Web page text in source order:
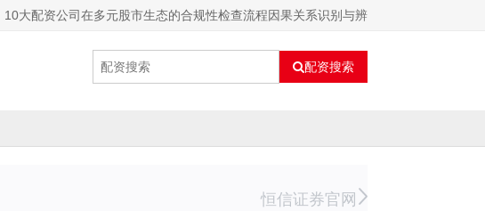
10大配资公司在多元股市生态的合规性检查流程因果关系识别与辨
配资搜索
恒信证券官网